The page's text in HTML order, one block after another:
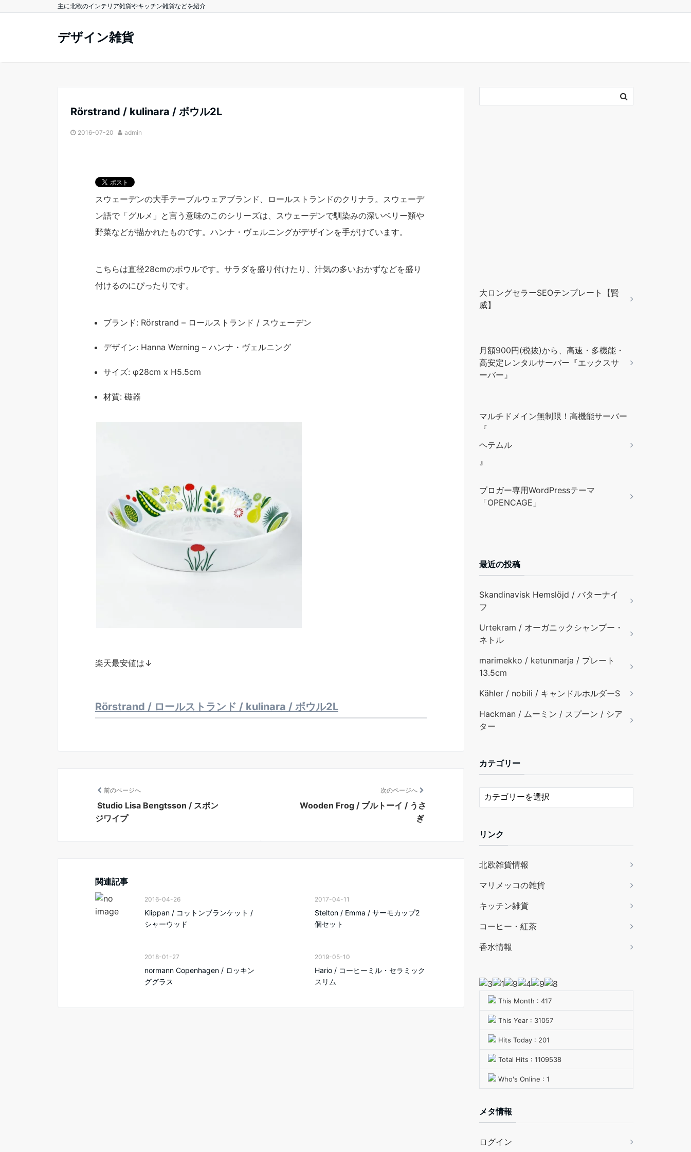
主に北欧のインテリア雑貨やキッチン雑貨などを紹介
デザイン雑貨
Rörstrand / kulinara / ボウル2L
2016-07-20 admin
スウェーデンの大手テーブルウェアブランド、ロールストランドのクリナラ。スウェーデ
ン語で「グルメ」と言う意味のこのシリーズは、スウェーデンで馴染みの深いベリー類や
野菜などが描かれたものです。ハンナ・ヴェルニングがデザインを手がけています。
こちらは直径28cmのボウルです。サラダを盛り付けたり、汁気の多いおかずなどを盛り
付けるのにぴったりです。
ブランド: Rörstrand – ロールストランド / スウェーデン
デザイン: Hanna Werning – ハンナ・ヴェルニング
サイズ: φ28cm x H5.5cm
材質: 磁器
楽天最安値は↓
Rörstrand / ロールストランド / kulinara / ボウル2L
前のページへ
Studio Lisa Bengtsson / スポン
ジワイプ
次のページへ
Wooden Frog / プルトーイ / うさ
ぎ
関連記事
2016-04-26
Klippan / コットンブランケット /
シャーウッド
2017-04-11
Stelton / Emma / サーモカップ2
個セット
2018-01-27
normann Copenhagen / ロッキン
ググラス
2019-05-10
Hario / コーヒーミル・セラミック
スリム
大ロングセラーSEOテンプレート【賢
威】
月額900円(税抜)から、高速・多機能・
高安定レンタルサーバー『エックスサ
ーバー』
マルチドメイン無制限！高機能サーバー
『
ヘテムル
』
ブロガー専用WordPressテーマ
「OPENCAGE」
最近の投稿
Skandinavisk Hemslöjd / バターナイ
フ
Urtekram / オーガニックシャンプー・
ネトル
marimekko / ketunmarja / プレート
13.5cm
Kähler / nobili / キャンドルホルダーS
Hackman / ムーミン / スプーン / シア
ター
カテゴリー
リンク
北欧雑貨情報
マリメッコの雑貨
キッチン雑貨
コーヒー・紅茶
香水情報
This Month : 417
This Year : 31057
Hits Today : 201
Total Hits : 1109538
Who's Online : 1
メタ情報
ログイン